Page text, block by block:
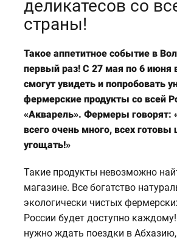
деликатесов со
страны!
Такое аппетитное событие в
первый раз! С 27 мая по 6 июня
смогут увидеть и попробовать
фермерские продукты со всей
«Акварель». Фермеры говорят:
всего очень много, всех
угощать!»
Такие продукты невозможно
магазине. Все богатство
экологически чистых
России будет доступно
нужно ждать поездки в